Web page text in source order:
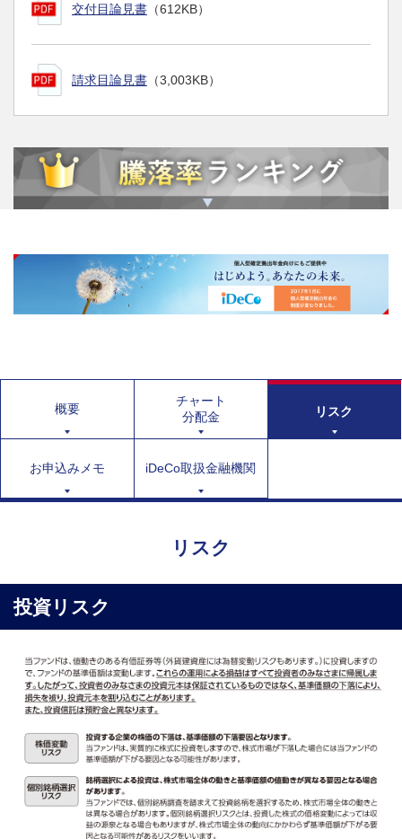
交付目論見書 （612KB）
請求目論見書 （3,003KB）
概要
チャート
分配金
リスク
お申込みメモ iDeCo取扱金融機関
リスク
投資リスク